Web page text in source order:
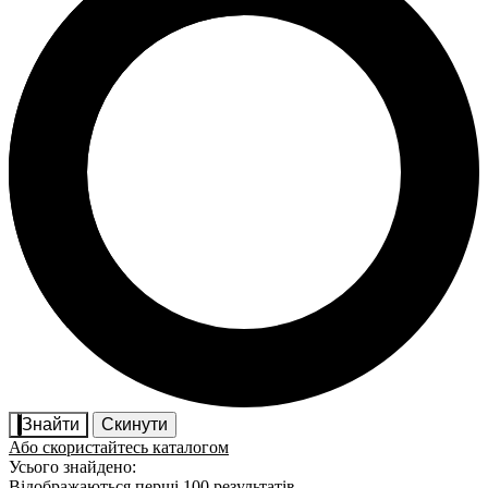
Знайти
Скинути
Або скористайтесь каталогом
Усього знайдено: